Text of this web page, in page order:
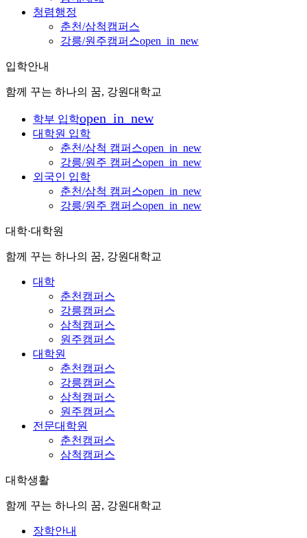
청렴행정
춘천/삼척캠퍼스
강릉/원주캠퍼스open_in_new
입학안내
함께 꾸는 하나의 꿈, 강원대학교
학부 입학open_in_new
대학원 입학
춘천/삼척 캠퍼스open_in_new
강릉/원주 캠퍼스open_in_new
외국인 입학
춘천/삼척 캠퍼스open_in_new
강릉/원주 캠퍼스open_in_new
대학·대학원
함께 꾸는 하나의 꿈, 강원대학교
대학
춘천캠퍼스
강릉캠퍼스
삼척캠퍼스
원주캠퍼스
대학원
춘천캠퍼스
강릉캠퍼스
삼척캠퍼스
원주캠퍼스
전문대학원
춘천캠퍼스
삼척캠퍼스
대학생활
함께 꾸는 하나의 꿈, 강원대학교
장학안내